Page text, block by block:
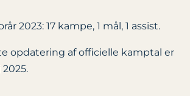
2023: 17 kampe, 1 mål, 1 assist.
opdatering af officielle kamptal er